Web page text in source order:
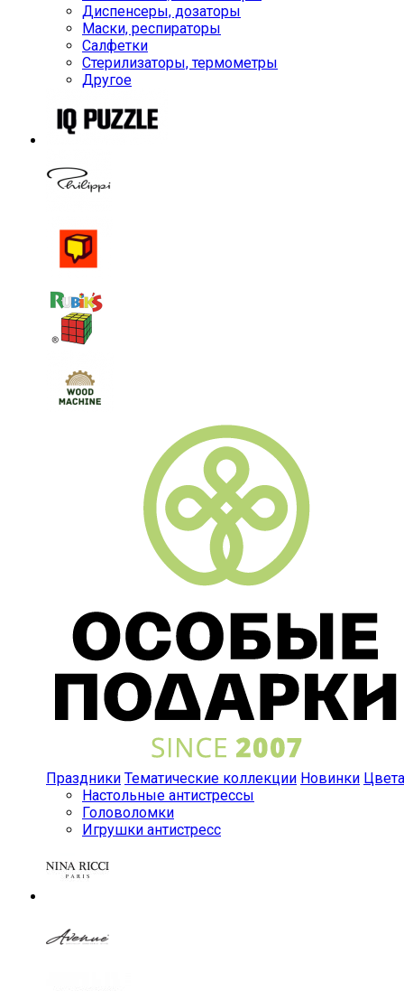
Диспенсеры, дозаторы
Маски, респираторы
Салфетки
Стерилизаторы, термометры
Другое
Праздники Тематические коллекции Новинки Цвета
Настольные антистрессы
Головоломки
Игрушки антистресс